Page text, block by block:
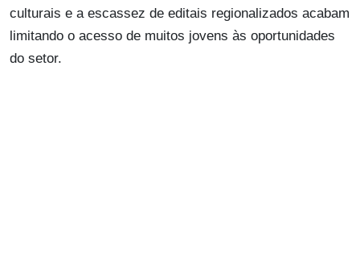
culturais e a escassez de editais regionalizados acabam
limitando o acesso de muitos jovens às oportunidades
do setor.